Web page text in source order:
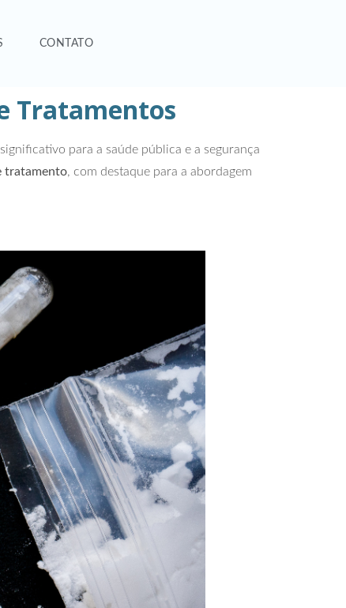
CONTATO
Tratamentos
para a saúde pública e a segurança
tratamento, com destaque para a abordagem